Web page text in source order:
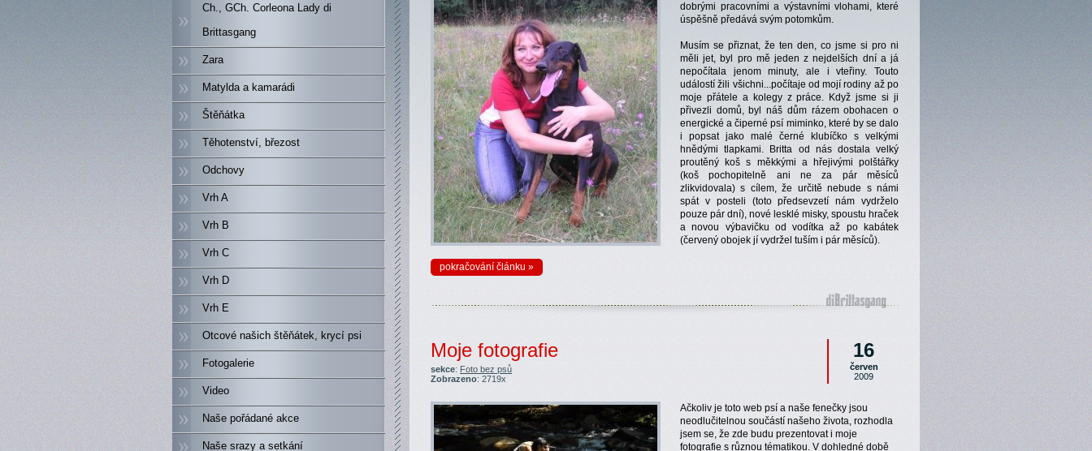
Ch., GCh. Corleona Lady di
Brittasgang
Zara
Matylda a kamarádi
Štěňátka
Těhotenství, březost
Odchovy
Vrh A
Vrh B
Vrh C
Vrh D
Vrh E
Otcové našich štěňátek, krycí psi
Fotogalerie
Video
Naše pořádané akce
Naše srazy a setkání
dobrými pracovními a výstavními vlohami, které
úspěšně předává svým potomkům.
Musím se přiznat, že ten den, co jsme si pro ni
měli jet, byl pro mě jeden z nejdelších dní a já
nepočítala jenom minuty, ale i vteřiny. Touto
událostí žili všichni...počítaje od mojí rodiny až po
moje přátele a kolegy z práce. Když jsme si ji
přivezli domů, byl náš dům rázem obohacen o
energické a čiperné psí miminko, které by se dalo
i popsat jako malé černé klubíčko s velkými
hnědými tlapkami. Britta od nás dostala velký
proutěný koš s měkkými a hřejivými polštářky
(koš pochopitelně ani ne za pár měsíců
zlikvidovala) s cílem, že určitě nebude s námi
spát v posteli (toto předsevzetí nám vydrželo
pouze pár dní), nové lesklé misky, spoustu hraček
a novou výbavičku od vodítka až po kabátek
(červený obojek jí vydržel tuším i pár měsíců).
pokračování článku »
16
červen
2009
Moje fotografie
sekce: Foto bez psů
Zobrazeno: 2719x
Ačkoliv je toto web psí a naše fenečky jsou
neodlučitelnou součástí našeho života, rozhodla
jsem se, že zde budu prezentovat i moje
fotografie s různou tématikou. V dohledné době